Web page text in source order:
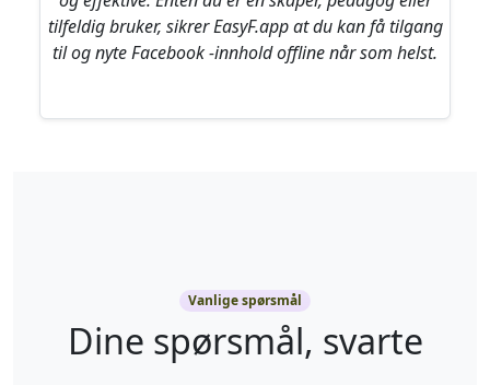
tilfeldig bruker, sikrer EasyF.app at du kan få tilgang
til og nyte Facebook -innhold offline når som helst.
Vanlige spørsmål
Dine spørsmål, svarte